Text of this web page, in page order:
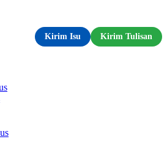
Kirim Isu
Kirim Tulisan